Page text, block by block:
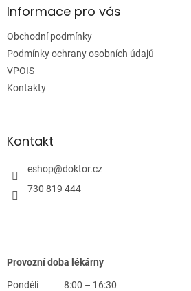
aInformace pro vás
Obchodní podmínky
Podmínky ochrany osobních údajů
VPOIS
Kontakty
Kontakt
eshop@doktor.cz
730 819 444
Provozní doba lékárny
Pondělí
8:00 – 16:30